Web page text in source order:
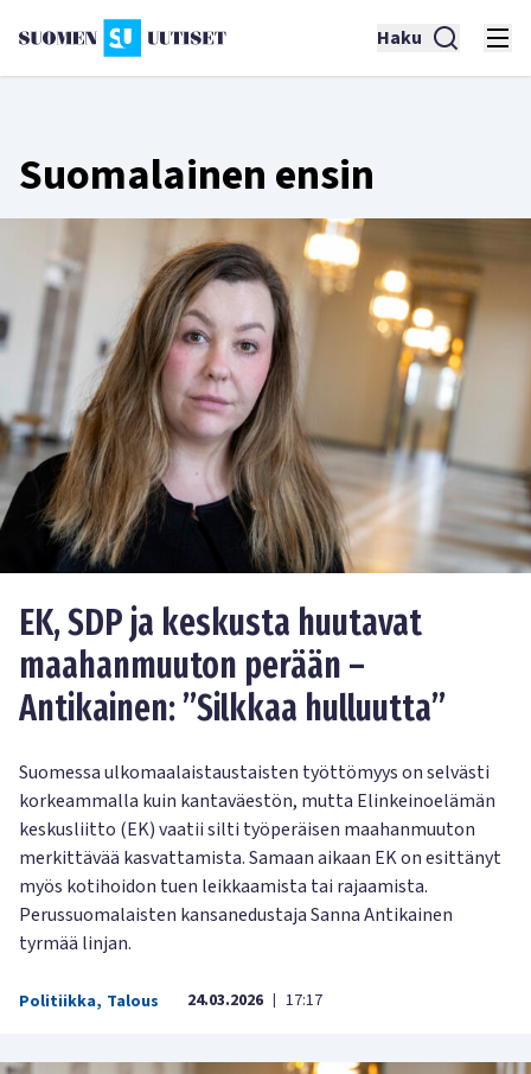
Haku
Suomalainen ensin
EK, SDP ja keskusta huutavat
maahanmuuton perään –
Antikainen: ”Silkkaa hulluutta”
Suomessa ulkomaalaistaustaisten työttömyys on selvästi
korkeammalla kuin kantaväestön, mutta Elinkeinoelämän
keskusliitto (EK) vaatii silti työperäisen maahanmuuton
merkittävää kasvattamista. Samaan aikaan EK on esittänyt
myös kotihoidon tuen leikkaamista tai rajaamista.
Perussuomalaisten kansanedustaja Sanna Antikainen
tyrmää linjan.
Politiikka, Talous 24.03.2026 | 17:17